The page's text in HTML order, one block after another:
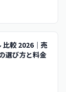
比較 2026｜売
選び方と料金